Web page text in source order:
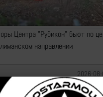
Центра "Рубикон" бьют по
направлении
2026-08-